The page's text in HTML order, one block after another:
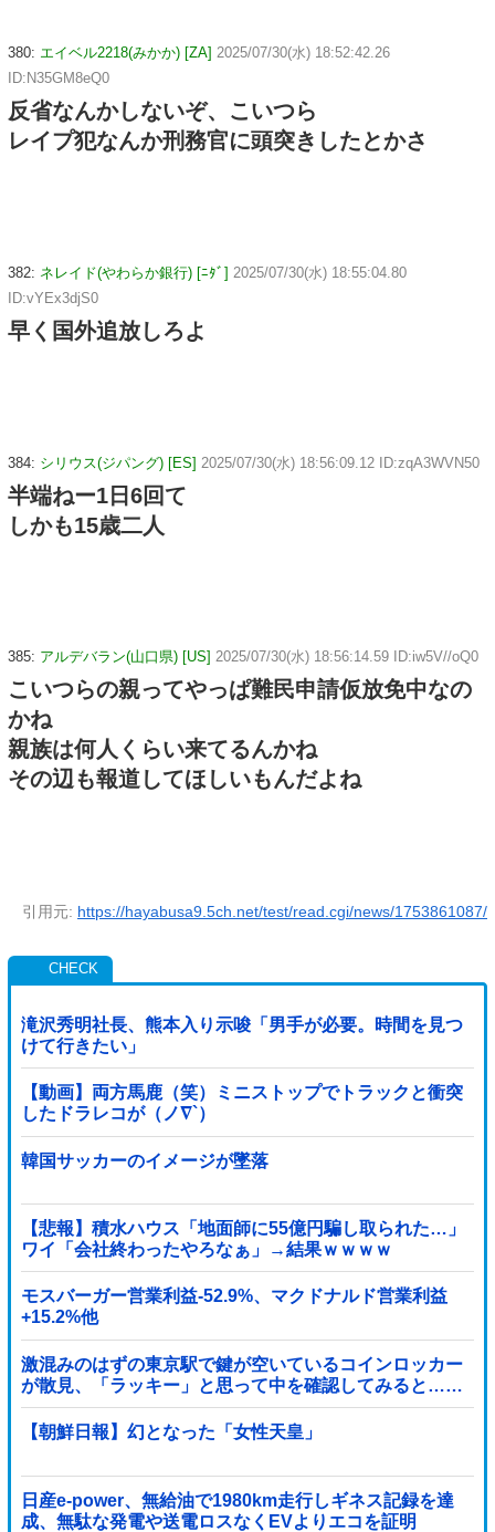
380: エイベル2218(みかか) [ZA] 2025/07/30(水) 18:52:42.26
ID:N35GM8eQ0
反省なんかしないぞ、こいつら
レイプ犯なんか刑務官に頭突きしたとかさ
382: ネレイド(やわらか銀行) [ﾆﾀﾞ] 2025/07/30(水) 18:55:04.80
ID:vYEx3djS0
早く国外追放しろよ
384: シリウス(ジパング) [ES] 2025/07/30(水) 18:56:09.12 ID:zqA3WVN50
半端ねー1日6回て
しかも15歳二人
385: アルデバラン(山口県) [US] 2025/07/30(水) 18:56:14.59 ID:iw5V//oQ0
こいつらの親ってやっぱ難民申請仮放免中なの
かね
親族は何人くらい来てるんかね
その辺も報道してほしいもんだよね
引用元: https://hayabusa9.5ch.net/test/read.cgi/news/1753861087/
滝沢秀明社長、熊本入り示唆「男手が必要。時間を見つ
けて行きたい」
【動画】両方馬鹿（笑）ミニストップでトラックと衝突
したドラレコが（ノ∇`）
韓国サッカーのイメージが墜落
【悲報】積水ハウス「地面師に55億円騙し取られた…」
ワイ「会社終わったやろなぁ」→結果ｗｗｗｗ
モスバーガー営業利益-52.9%、マクドナルド営業利益
+15.2%他
激混みのはずの東京駅で鍵が空いているコインロッカー
が散見、「ラッキー」と思って中を確認してみると……
【朝鮮日報】幻となった「女性天皇」
日産e-power、無給油で1980km走行しギネス記録を達
成、無駄な発電や送電ロスなくEVよりエコを証明